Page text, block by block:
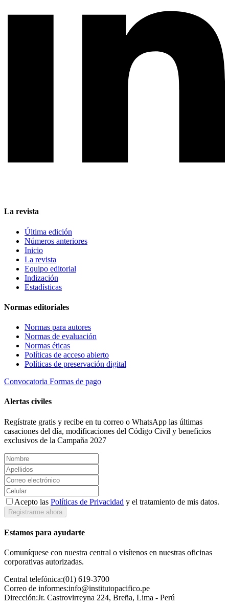
La revista
Última edición
Números anteriores
Inicio
La revista
Equipo editorial
Indización
Estadísticas
Normas editoriales
Normas para autores
Normas de evaluación
Normas éticas
Políticas de acceso abierto
Políticas de preservación digital
Convocatoria Formas de pago
Alertas civiles
Regístrate gratis y recibe en tu correo o WhatsApp las últimas
casaciones del día, modificaciones del Código Civil y beneficios
exclusivos de la Campaña 2027
Acepto las Políticas de Privacidad y el tratamiento de mis datos.
Registrarme ahora
Estamos para ayudarte
Comuníquese con nuestra central o visítenos en nuestras oficinas
corporativas autorizadas.
Central telefónica:(01) 619-3700
Correo de informes:info@institutopacifico.pe
Dirección:Jr. Castrovirreyna 224, Breña, Lima - Perú